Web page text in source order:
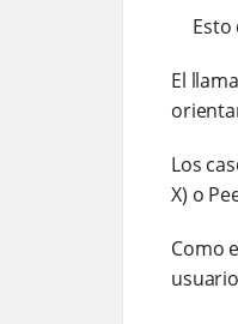
El
Los
X) o
Como